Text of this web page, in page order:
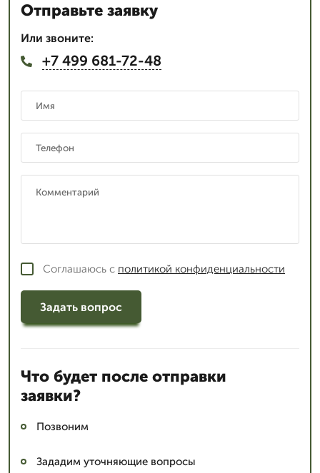
Отправьте заявку
Или звоните:
+7 499 681-72-48
Соглашаюсь с политикой конфиденциальности
Задать вопрос
Что будет после отправки
заявки?
Позвоним
Зададим уточняющие вопросы